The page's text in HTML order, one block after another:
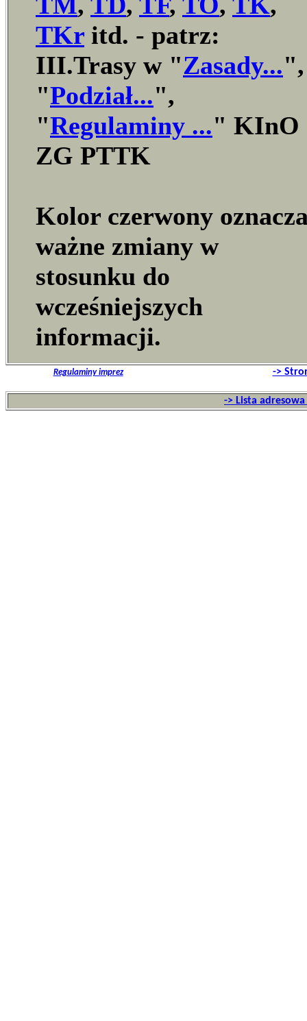
TKr itd. - patrz:
III.Trasy w "Zasady...",
"Podział...",
"Regulaminy ..." KInO
ZG PTTK
Kolor czerwony
ważne zmiany w
stosunku do
wcześniejszych
informacji.
Regulaminy imprez ->
-> Lista